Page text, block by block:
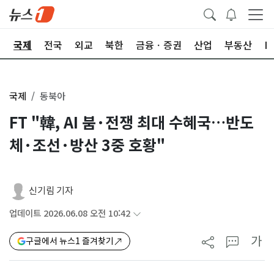
국제 전국 외교 북한 금융ㆍ증권 산업 부동산
국제 동북아
FT "韓, AI 붐·전쟁 최대 수혜국…반도
체·조선·방산 3중 호황"
신기림 기자
업데이트 2026.06.08 오전 10:42
구글에서 뉴스1 즐겨찾기 가